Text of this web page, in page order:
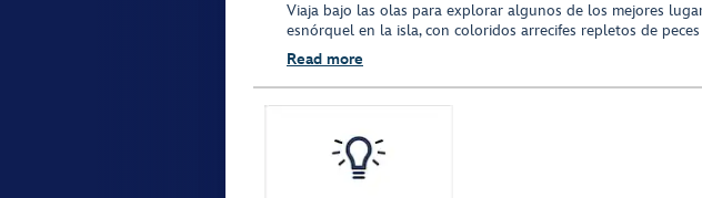
Viaja bajo las olas para explorar algunos de los mejores
esnórquel en la isla, con coloridos arrecifes repletos de
Read more